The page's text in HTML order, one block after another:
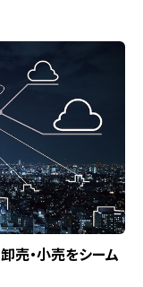
売・小売をシーム